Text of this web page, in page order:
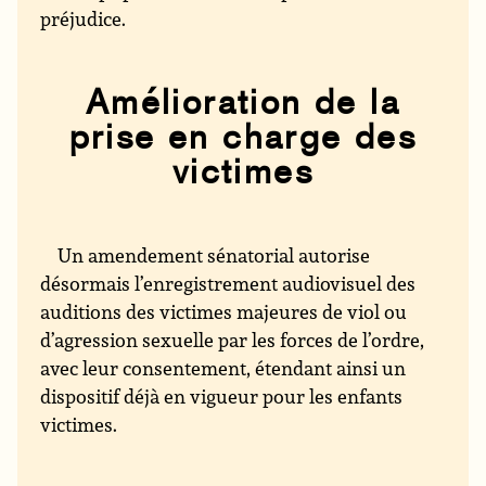
préjudice.
Amélioration de la
prise en charge des
victimes
Un amendement sénatorial autorise
désormais l’enregistrement audiovisuel des
auditions des victimes majeures de viol ou
d’agression sexuelle par les forces de l’ordre,
avec leur consentement, étendant ainsi un
dispositif déjà en vigueur pour les enfants
victimes.